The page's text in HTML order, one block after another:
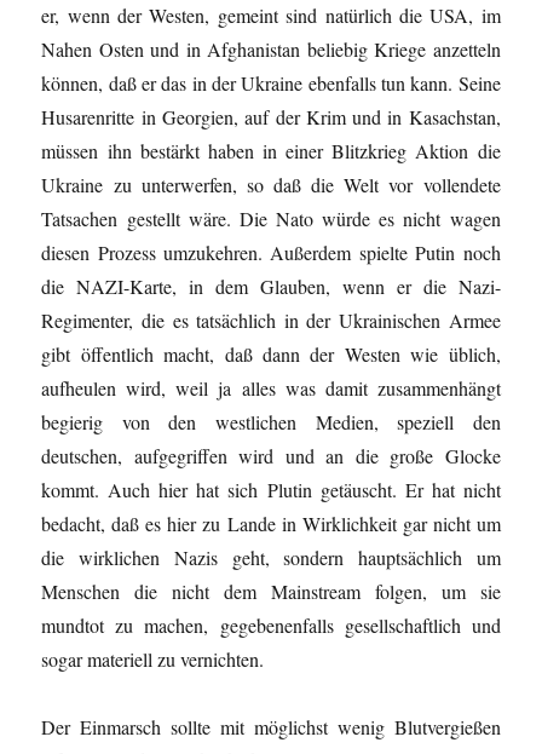
er, wenn der Westen, gemeint sind natürlich die USA, im
Nahen Osten und in Afghanistan beliebig Kriege anzetteln
können, daß er das in der Ukraine ebenfalls tun kann. Seine
Husarenritte in Georgien, auf der Krim und in Kasachstan,
müssen ihn bestärkt haben in einer Blitzkrieg Aktion die
Ukraine zu unterwerfen, so daß die Welt vor vollendete
Tatsachen gestellt wäre. Die Nato würde es nicht wagen
diesen Prozess umzukehren. Außerdem spielte Putin noch
die NAZI-Karte, in dem Glauben, wenn er die Nazi-
Regimenter, die es tatsächlich in der Ukrainischen Armee
gibt öffentlich macht, daß dann der Westen wie üblich,
aufheulen wird, weil ja alles was damit zusammenhängt
begierig von den westlichen Medien, speziell den
deutschen, aufgegriffen wird und an die große Glocke
kommt. Auch hier hat sich Plutin getäuscht. Er hat nicht
bedacht, daß es hier zu Lande in Wirklichkeit gar nicht um
die wirklichen Nazis geht, sondern hauptsächlich um
Menschen die nicht dem Mainstream folgen, um sie
mundtot zu machen, gegebenenfalls gesellschaftlich und
sogar materiell zu vernichten.
Der Einmarsch sollte mit möglichst wenig Blutvergießen